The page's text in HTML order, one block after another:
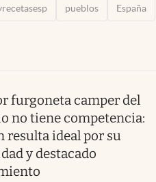
pueblos España
furgoneta camper del
no tiene competencia:
resulta ideal por su
y destacado